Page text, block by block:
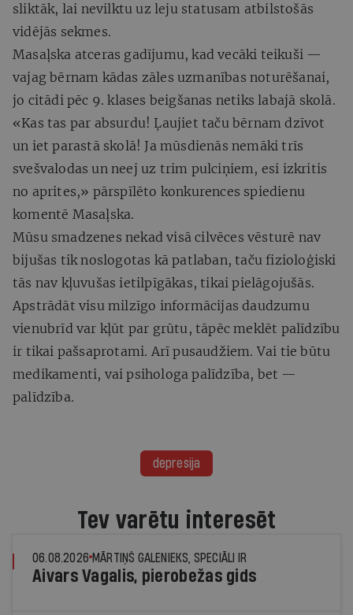
sliktāk, lai nevilktu uz leju statusam atbilstošās
vidējās sekmes.
Masaļska atceras gadījumu, kad vecāki teikuši —
vajag bērnam kādas zāles uzmanības noturēšanai,
jo citādi pēc 9. klases beigšanas netiks labajā skolā.
«Kas tas par absurdu! Ļaujiet taču bērnam dzīvot
un iet parastā skolā! Ja mūsdienās nemāki trīs
svešvalodas un neej uz trim pulciņiem, esi izkritis
no aprites,» pārspīlēto konkurences spiedienu
komentē Masaļska.
Mūsu smadzenes nekad visā cilvēces vēsturē nav
bijušas tik noslogotas kā patlaban, taču fizioloģiski
tās nav kļuvušas ietilpīgākas, tikai pielāgojušās.
Apstrādāt visu milzīgo informācijas daudzumu
vienubrīd var kļūt par grūtu, tāpēc meklēt palīdzību
ir tikai pašsaprotami. Arī pusaudžiem. Vai tie būtu
medikamenti, vai psihologa palīdzība, bet —
palīdzība.
depresija
Tev varētu interesēt
06.08.2026 MĀRTIŅŠ GALENIEKS, SPECIĀLI IR
Aivars Vagalis, pierobežas gids